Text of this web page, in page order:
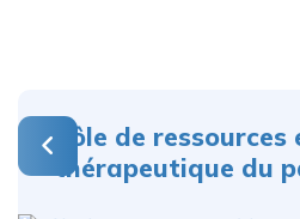
Pôle de
thérapeutique du